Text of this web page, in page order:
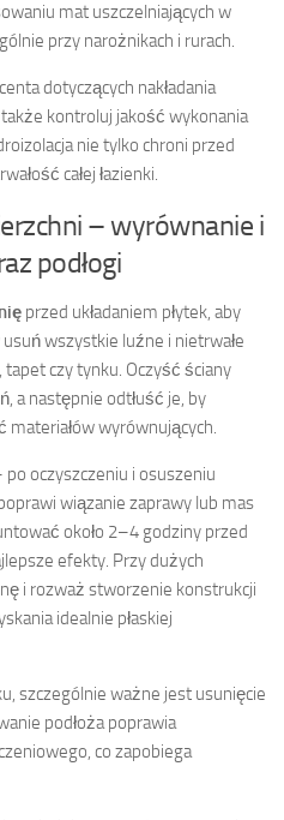
mat uszczelniających w
przy narożnikach i rurach.
dotyczących nakładania
kontroluj jakość wykonania
nie tylko chroni przed
całej łazienki.
– wyrównanie i
podłogi
przed układaniem płytek, aby
wszystkie luźne i nietrwałe
czy tynku. Oczyść ściany
a następnie odtłuść je, by
wyrównujących.
oczyszczeniu i osuszeniu
wiązanie zaprawy lub mas
około 2–4 godziny przed
efekty. Przy dużych
i rozważ stworzenie konstrukcji
idealnie płaskiej
szczególnie ważne jest usunięcie
podłoża poprawia
co zapobiega